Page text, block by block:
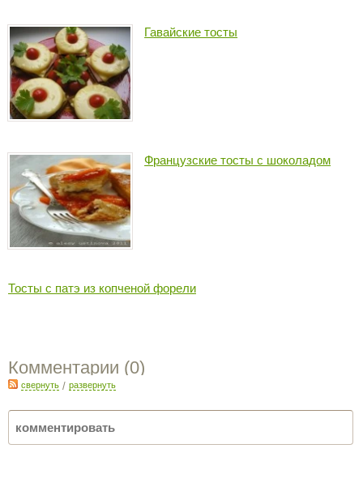
Гавайские тосты
Французские тосты с шоколадом
Тосты с патэ из копченой форели
Комментарии (0)
свернуть / развернуть